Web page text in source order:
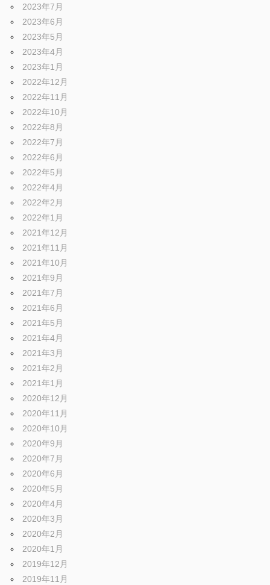
2023年7月
2023年6月
2023年5月
2023年4月
2023年1月
2022年12月
2022年11月
2022年10月
2022年8月
2022年7月
2022年6月
2022年5月
2022年4月
2022年2月
2022年1月
2021年12月
2021年11月
2021年10月
2021年9月
2021年7月
2021年6月
2021年5月
2021年4月
2021年3月
2021年2月
2021年1月
2020年12月
2020年11月
2020年10月
2020年9月
2020年7月
2020年6月
2020年5月
2020年4月
2020年3月
2020年2月
2020年1月
2019年12月
2019年11月